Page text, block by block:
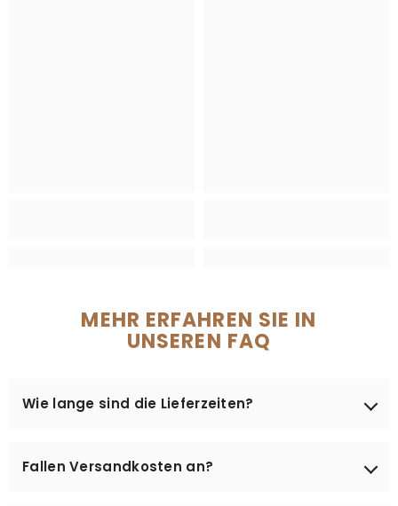
MEHR ERFAHREN SIE IN
UNSEREN FAQ
Wie lange sind die Lieferzeiten?
unserer Produkte sowie der (kostenlose) Versand
Fallen Versandkosten an?